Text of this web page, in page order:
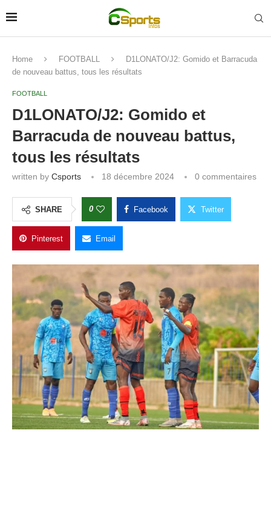
Home FOOTBALL
D1LONATO/J2: Gomido et Barracuda
de nouveau battus, tous les résultats
FOOTBALL
D1LONATO/J2: Gomido et
Barracuda de nouveau battus,
tous les résultats
written by Csports 18 décembre 2024 0 commentaires
SHARE 0 Facebook Twitter
Pinterest Email